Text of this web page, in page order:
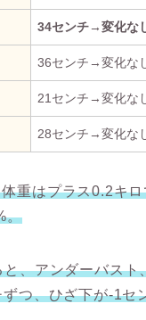
34センチ→変化な
36センチ→変化な
21センチ→変化な
28センチ→変化な
重はプラス0.2キ
。
、アンダーバスト
つ、ひざ下が-1セ